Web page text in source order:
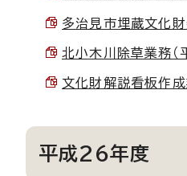
多治見市埋蔵文化
北小木川除草業務
文化財解説看板作
平成26年度